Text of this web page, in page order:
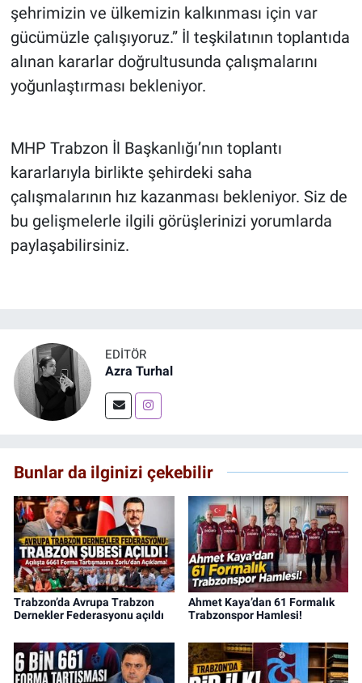
şehrimizin ve ülkemizin kalkınması için var
gücümüzle çalışıyoruz.” İl teşkilatının toplantıda
alınan kararlar doğrultusunda çalışmalarını
yoğunlaştırması bekleniyor.
MHP Trabzon İl Başkanlığı’nın toplantı
kararlarıyla birlikte şehirdeki saha
çalışmalarının hız kazanması bekleniyor. Siz de
bu gelişmelerle ilgili görüşlerinizi yorumlarda
paylaşabilirsiniz.
EDITÖR
Azra Turhal
Bunlar da ilginizi çekebilir
Trabzon’da Avrupa Trabzon
Dernekler Federasyonu açıldı
Ahmet Kaya’dan 61 Formalık
Trabzonspor Hamlesi!